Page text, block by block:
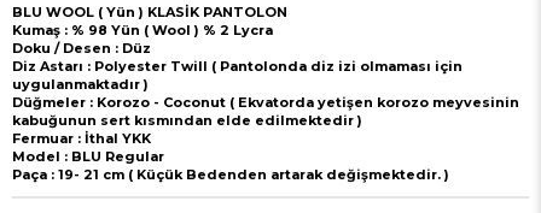
BLU WOOL ( Yün ) KLASİK PANTOLON
Kumaş : % 98 Yün ( Wool ) % 2 Lycra
Doku / Desen : Düz
Diz Astarı : Polyester Twill ( Pantolonda diz izi olmaması için
uygulanmaktadır )
Düğmeler : Korozo - Coconut ( Ekvatorda yetişen korozo meyvesinin
kabuğunun sert kısmından elde edilmektedir )
Fermuar : İthal YKK
Model : BLU Regular
Paça : 19- 21 cm ( Küçük Bedenden artarak değişmektedir. )